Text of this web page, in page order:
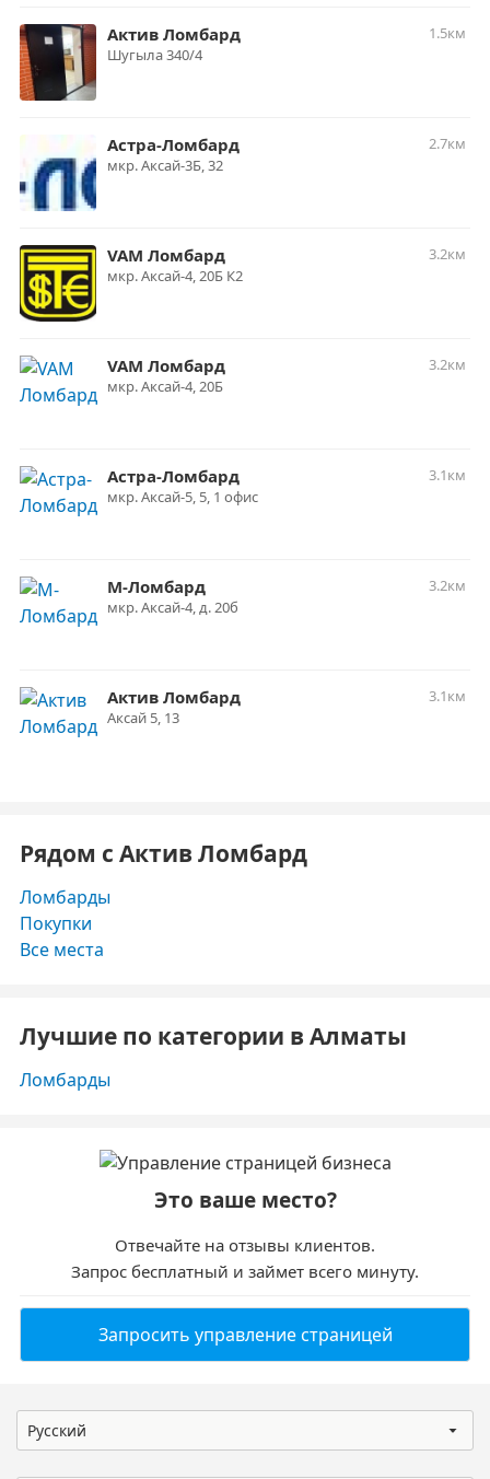
Актив Ломбард
1.5км
Шугыла 340/4
Астра-Ломбард
2.7км
мкр. Аксай-3Б, 32
VAM Ломбард
3.2км
мкр. Аксай-4, 20Б К2
VAM Ломбард
3.2км
мкр. Аксай-4, 20Б
Астра-Ломбард
3.1км
мкр. Аксай-5, 5, 1 офис
М-Ломбард
3.2км
мкр. Аксай-4, д. 20б
Актив Ломбард
3.1км
Аксай 5, 13
Рядом с Актив Ломбард
Ломбарды
Покупки
Все места
Лучшие по категории в Алматы
Ломбарды
Это ваше место?
Отвечайте на отзывы клиентов.
Запрос бесплатный и займет всего минуту.
Запросить управление страницей
Русский